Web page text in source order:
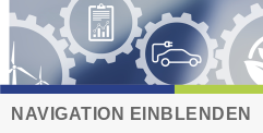
NAVIGATION EINBLENDEN